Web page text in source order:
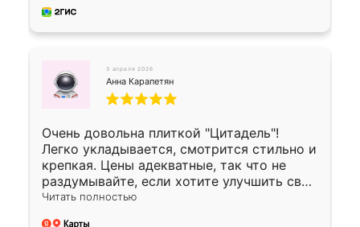
3 апреля 2026
Анна Карапетян
Очень довольна плиткой "Цитадель"!
Легко укладывается, смотрится стильно и
крепкая. Цены адекватные, так что не
раздумывайте, если хотите улучшить свой
двор!
Читать полностью